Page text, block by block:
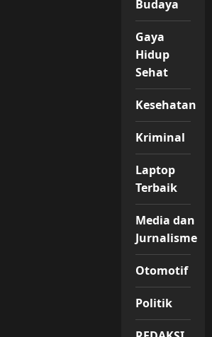
Budaya
Gaya
Hidup
Sehat
Kesehatan
Kriminal
Laptop
Terbaik
Media dan
Jurnalisme
Otomotif
Politik